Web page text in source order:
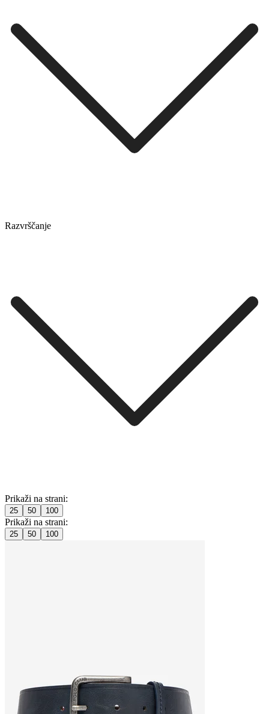
Razvrščanje
Prikaži na strani:
25 50 100
Prikaži na strani:
25 50 100